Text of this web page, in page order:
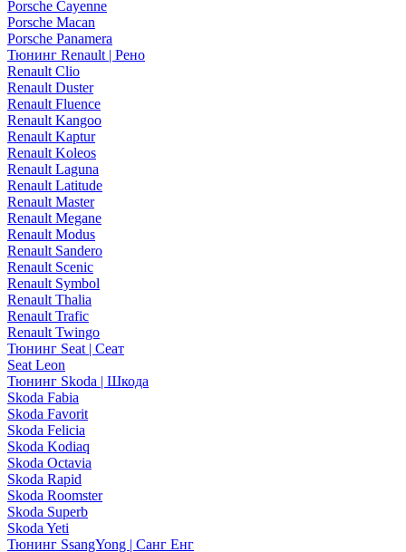
Porsche Cayenne
Porsche Macan
Porsche Panamera
Тюнинг Renault | Рено
Renault Clio
Renault Duster
Renault Fluence
Renault Kangoo
Renault Kaptur
Renault Koleos
Renault Laguna
Renault Latitude
Renault Master
Renault Megane
Renault Modus
Renault Sandero
Renault Scenic
Renault Symbol
Renault Thalia
Renault Trafic
Renault Twingo
Тюнинг Seat | Сеат
Seat Leon
Тюнинг Skoda | Шкода
Skoda Fabia
Skoda Favorit
Skoda Felicia
Skoda Kodiaq
Skoda Octavia
Skoda Rapid
Skoda Roomster
Skoda Superb
Skoda Yeti
Тюнинг SsangYong | Санг Енг